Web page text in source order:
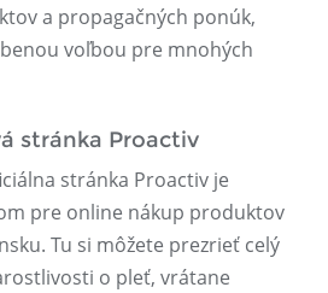
a propagačných ponúk,
voľbou pre mnohých
stránka Proactiv
stránka Proactiv je
pre online nákup produktov
Tu si môžete prezrieť celý
o pleť, vrátane